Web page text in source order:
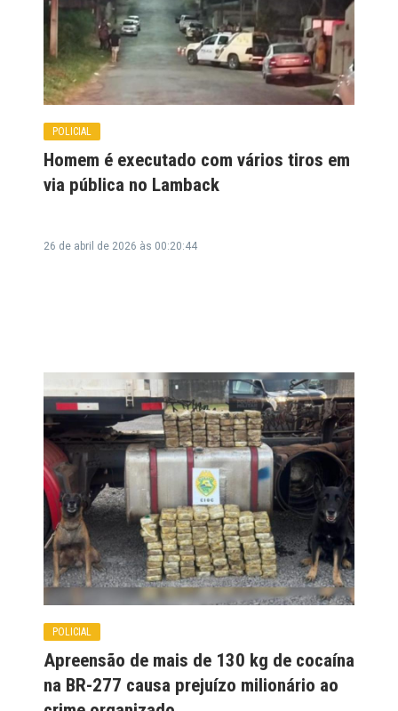
POLICIAL
Homem é executado com vários tiros em
via pública no Lamback
26 de abril de 2026 às 00:20:44
POLICIAL
Apreensão de mais de 130 kg de cocaína
na BR-277 causa prejuízo milionário ao